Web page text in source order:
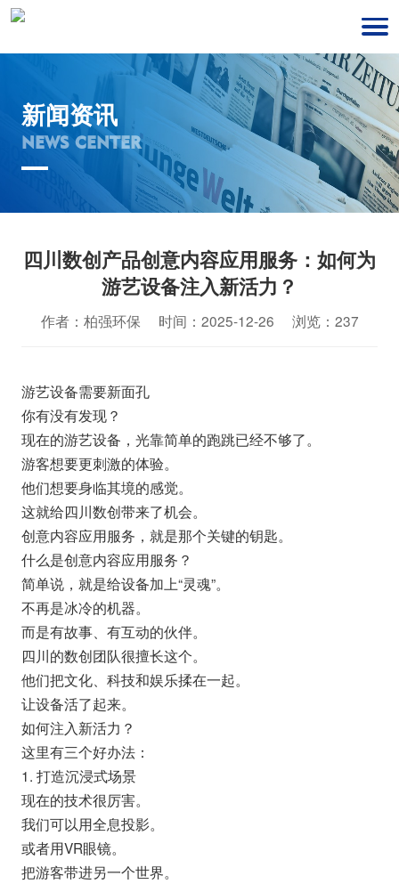
新闻资讯
NEWS CENTER
四川数创产品创意内容应用服务：如何为
游艺设备注入新活力？
作者：柏强环保 时间：2025-12-26 浏览：237
游艺设备需要新面孔
你有没有发现？
现在的游艺设备，光靠简单的跑跳已经不够了。
游客想要更刺激的体验。
他们想要身临其境的感觉。
这就给四川数创带来了机会。
创意内容应用服务，就是那个关键的钥匙。
什么是创意内容应用服务？
简单说，就是给设备加上“灵魂”。
不再是冰冷的机器。
而是有故事、有互动的伙伴。
四川的数创团队很擅长这个。
他们把文化、科技和娱乐揉在一起。
让设备活了起来。
如何注入新活力？
这里有三个好办法：
1. 打造沉浸式场景
现在的技术很厉害。
我们可以用全息投影。
或者用VR眼镜。
把游客带进另一个世界。